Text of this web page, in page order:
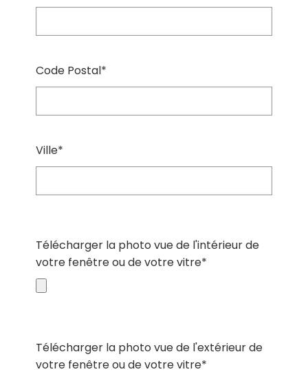
Code Postal*
Ville*
Télécharger la photo vue de l'intérieur de
votre fenêtre ou de votre vitre*
Télécharger la photo vue de l'extérieur de
votre fenêtre ou de votre vitre*